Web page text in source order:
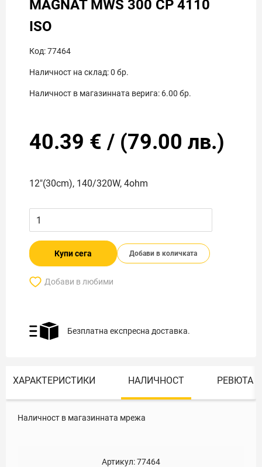
MAGNAT MWS 300 CP 4110
ISO
Код:77464
Наличност на склад:0 бр.
Наличност в магазинната верига: 6.00 бр.
40.39 € / (79.00 лв.)
12"(30cm), 140/320W, 4ohm
Купи сега Добави в количката
Добави в любими
Безплатна експресна доставка.
ХАРАКТЕРИСТИКИ НАЛИЧНОСТ РЕВЮТА
Наличност в магазинната мрежа
Артикул:77464